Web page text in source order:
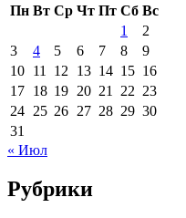
Пн Вт Ср Чт Пт Сб Вс
1
2
3
4 5 6 7 8
9
10 11 12 13 14 15 16
17 18 19 20 21 22 23
24 25 26 27 28 29 30
31
« Июл
Рубрики